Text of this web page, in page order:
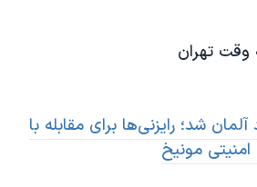
آلمان شد؛ رایزنی‌ها برای مقابله با
امنیتی مونیخ